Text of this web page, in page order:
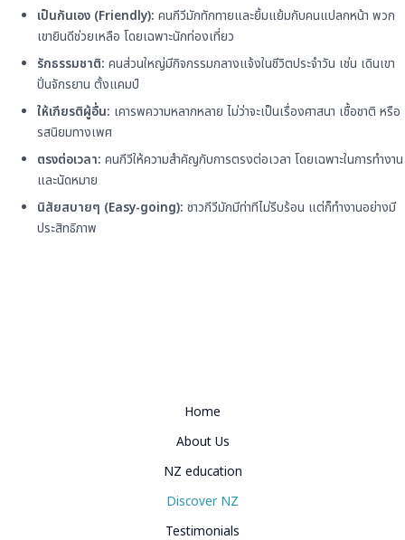
เป็นกันเอง (Friendly): คนกีวีมักทักทายและยิ้มแย้มกับคนแปลกหน้า พวก
เขายินดีช่วยเหลือ โดยเฉพาะนักท่องเที่ยว
รักธรรมชาติ: คนส่วนใหญ่มีกิจกรรมกลางแจ้งในชีวิตประจำวัน เช่น เดินเขา
ปั่นจักรยาน ตั้งแคมป์
ให้เกียรติผู้อื่น: เคารพความหลากหลาย ไม่ว่าจะเป็นเรื่องศาสนา เชื้อชาติ หรือ
รสนิยมทางเพศ
ตรงต่อเวลา: คนกีวีให้ความสำคัญกับการตรงต่อเวลา โดยเฉพาะในการทำงาน
และนัดหมาย
นิสัยสบายๆ (Easy-going): ชาวกีวีมักมีท่าทีไม่รีบร้อน แต่ก็ทำงานอย่างมี
ประสิทธิภาพ
Home
About Us
NZ education
Discover NZ
Testimonials